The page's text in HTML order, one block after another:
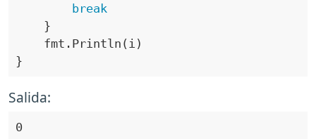
break
Salida: